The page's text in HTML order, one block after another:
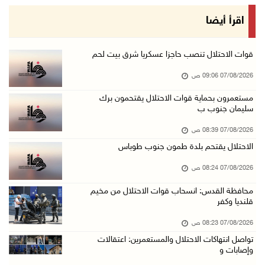
وزير الداخلية يبحث مع مكافحة المخدرات الدولي ...
رئيس بلدية الخليل يطلع وفدا أميركيا على تطورا ...
06/آب/2026 09:59 م
06/آب/2026 09:17 م
إصابة مسن بجروح ورضوض إثر اعتداء جيش الاحتلال ...
06/آب/2026 09:13 م
ورشة توصي بخطة عاجلة لاستعادة التعليم الوجاهي ...
الرئيس يستقبل مجلس بلدية رام الله ويشدد على د ...
06/آب/2026 08:36 م
جماهير شعبنا تشيع جثمان الشهيد علاء صبيح في ت ...
اقرأ أيضا
قوات الاحتلال تنصب حاجزا عسكريا شرق بيت لحم
07/08/2026 09:06 ص
مستعمرون بحماية قوات الاحتلال يقتحمون برك
سليمان جنوب ب
07/08/2026 08:39 ص
الاحتلال يقتحم بلدة طمون جنوب طوباس
07/08/2026 08:24 ص
محافظة القدس: انسحاب قوات الاحتلال من مخيم
قلنديا وكفر
07/08/2026 08:23 ص
تواصل انتهاكات الاحتلال والمستعمرين: اعتقالات
وإصابات و